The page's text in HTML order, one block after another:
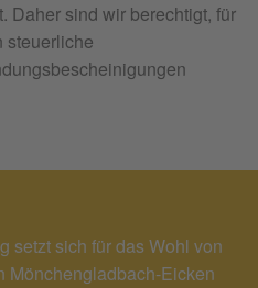
Daher sind wir berechtigt, für
steuerliche
setzt sich für das Wohl von
Mönchengladbach-Eicken